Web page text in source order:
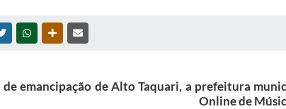
TWITTERWHATSAPPOUTRAS MÍDIAS
de emancipação de Alto Taquari, a prefeitura
Online de